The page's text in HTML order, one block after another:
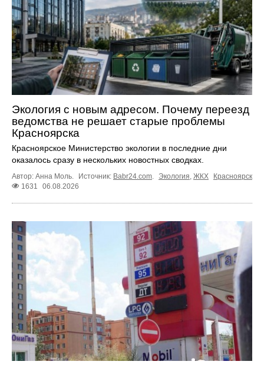
Экология с новым адресом. Почему переезд
ведомства не решает старые проблемы
Красноярска
Красноярское Министерство экологии в последние дни
оказалось сразу в нескольких новостных сводках.
Автор: Анна Моль. Источник: Babr24.com. Экология, ЖКХ
Красноярск
1631
06.08.2026